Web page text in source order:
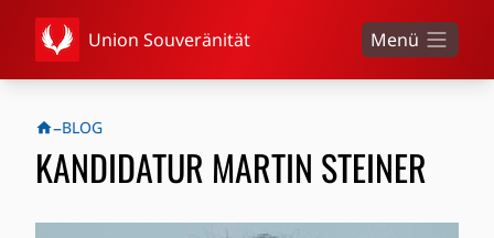
Union Souveränität Menü
–BLOG
KANDIDATUR MARTIN STEINER